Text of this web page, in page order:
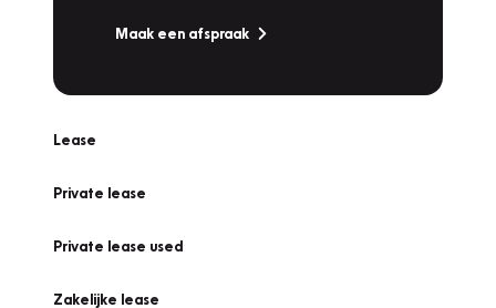
Maak een afspraak
Lease
Private lease
Private lease used
Zakelijke lease